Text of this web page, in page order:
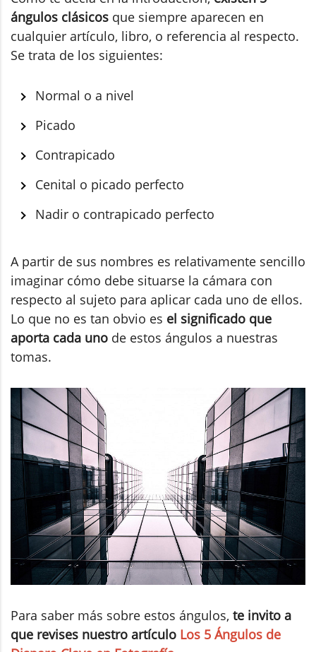
ángulos clásicos que siempre aparecen en
cualquier artículo, libro, o referencia al respecto.
Se trata de los siguientes:
Normal o a nivel
Picado
Contrapicado
Cenital o picado perfecto
Nadir o contrapicado perfecto
A partir de sus nombres es relativamente sencillo
imaginar cómo debe situarse la cámara con
respecto al sujeto para aplicar cada uno de ellos.
Lo que no es tan obvio es el significado que
aporta cada uno de estos ángulos a nuestras
tomas.
Para saber más sobre estos ángulos, te invito a
que revises nuestro artículo Los 5 Ángulos de